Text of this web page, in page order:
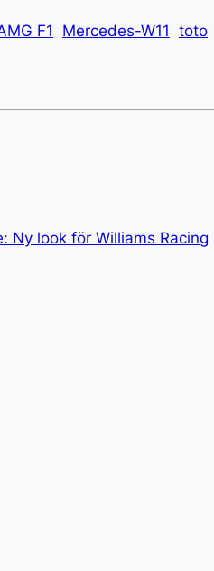
F1 Mercedes-W11 toto
Ny look för Williams Racing